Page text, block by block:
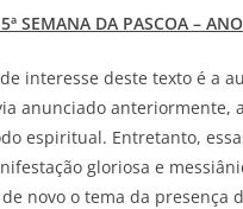
5ª SEMANA DA PASCOA –
interesse deste texto é a
anunciado anteriormente,
espiritual. Entretanto,
gloriosa e
novo o tema da presença